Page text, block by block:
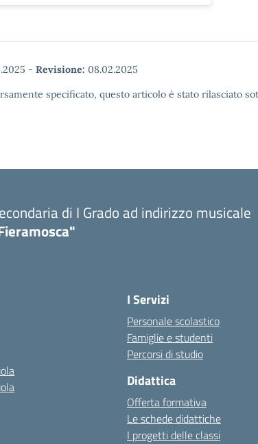
- Revisione: 08.02.2025
specificato, questo articolo è stato rilasciato
di I Grado ad indirizzo musicale
I Servizi
Personale scolastico
Famiglie e studenti
Percorsi di studio
Didattica
Offerta formativa
Le schede didattiche
I progetti delle classi